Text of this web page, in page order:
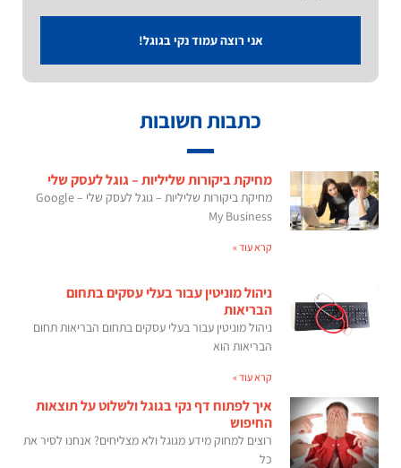
אני רוצה עמוד נקי בגוגל!
כתבות חשובות
מחיקת ביקורות שליליות – גוגל לעסק שלי
מחיקת ביקורות שליליות – גוגל לעסק שלי – Google
My Business
קרא עוד »
ניהול מוניטין עבור בעלי עסקים בתחום
הבריאות
ניהול מוניטין עבור בעלי עסקים בתחום הבריאות תחום
הבריאות הוא
קרא עוד »
איך לפתוח דף נקי בגוגל ולשלוט על תוצאות
החיפוש
רוצים למחוק מידע מגוגל ולא מצליחים? אנחנו לסיר את
כל